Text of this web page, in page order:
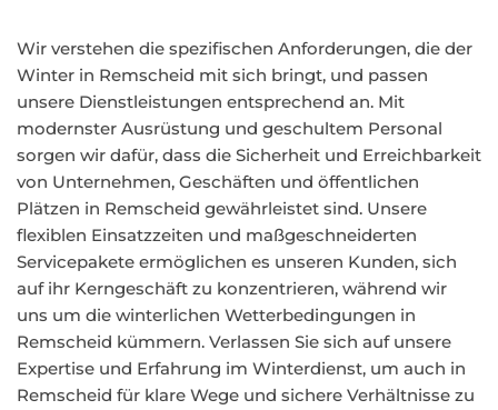
Wir verstehen die spezifischen Anforderungen, die der
Winter in Remscheid mit sich bringt, und passen
unsere Dienstleistungen entsprechend an. Mit
modernster Ausrüstung und geschultem Personal
sorgen wir dafür, dass die Sicherheit und Erreichbarkeit
von Unternehmen, Geschäften und öffentlichen
Plätzen in Remscheid gewährleistet sind. Unsere
flexiblen Einsatzzeiten und maßgeschneiderten
Servicepakete ermöglichen es unseren Kunden, sich
auf ihr Kerngeschäft zu konzentrieren, während wir
uns um die winterlichen Wetterbedingungen in
Remscheid kümmern. Verlassen Sie sich auf unsere
Expertise und Erfahrung im Winterdienst, um auch in
Remscheid für klare Wege und sichere Verhältnisse zu